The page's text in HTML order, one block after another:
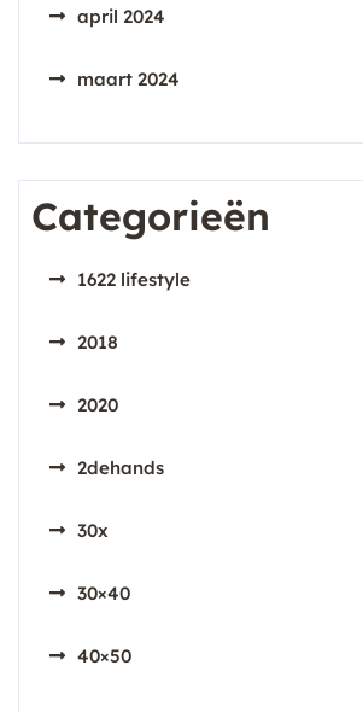
april 2024
maart 2024
Categorieën
1622 lifestyle
2018
2020
2dehands
30x
30×40
40×50